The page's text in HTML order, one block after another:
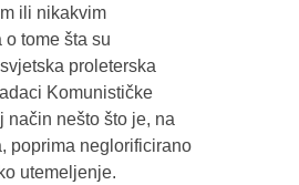
ili nikakvim
o tome šta su
proleterska
Komunističke
način nešto što je, na
poprima neglorificirano
utemeljenje.